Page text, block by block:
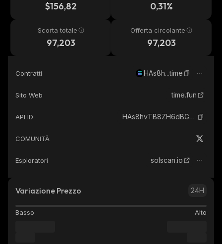
$156,82 0,31%
Scorta totale
97,203
Offerta circolante
97,203
Contratti HAs8h...time
Sito Web time.fun
API ID HAs8hvTB8ZH6dBG26KQGik4fxitNYi41jnYd49bvtime_solana
COMUNITÀ
Esploratori solscan.io
Variazione Prezzo 24H
Basso Alto